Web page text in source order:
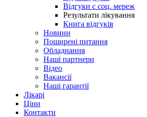
Відгуки с соц. мереж
Результати лікування
Книга відгуків
Новини
Поширені питання
Обладнання
Наші партнери
Відео
Вакансії
Наші гарантії
Лікарі
Ціни
Контакти